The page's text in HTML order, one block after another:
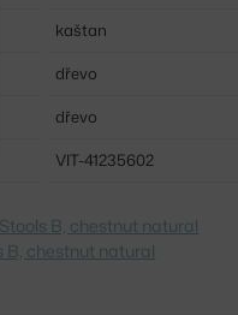
kaštan
dřevo
dřevo
VIT-41235602
B, chestnut natural
B, chestnut natural